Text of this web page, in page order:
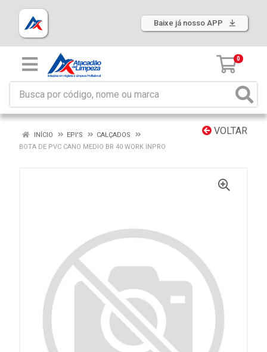
Baixe já nosso APP
0
VOLTAR
INÍCIO EPI'S
CALÇADOS
BOTA DE PVC CANO MEDIO BR 40 WORK INPRO